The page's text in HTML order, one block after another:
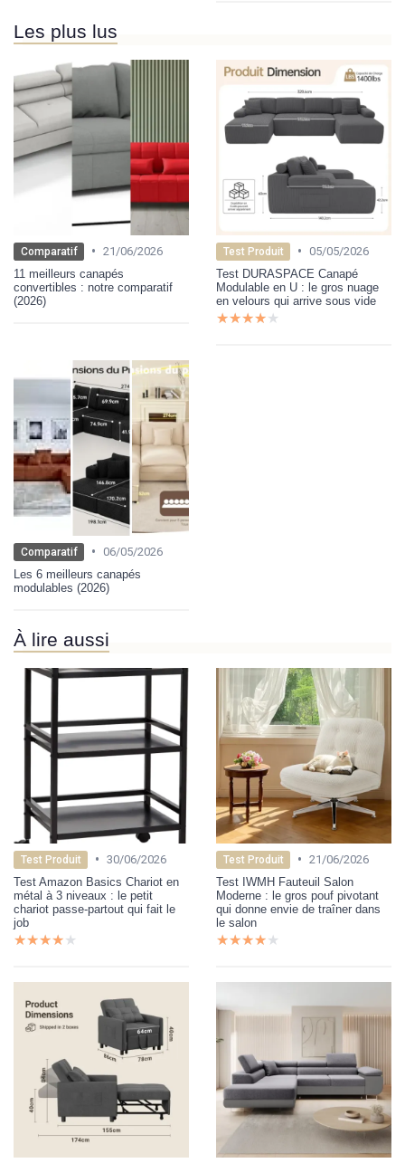
Les plus lus
Comparatif • 21/06/2026
11 meilleurs canapés
convertibles : notre comparatif
(2026)
Test Produit • 05/05/2026
Test DURASPACE Canapé
Modulable en U : le gros nuage
en velours qui arrive sous vide
★★★★★
★★★★★
Comparatif • 06/05/2026
Les 6 meilleurs canapés
modulables (2026)
À lire aussi
Test Produit • 30/06/2026
Test Amazon Basics Chariot en
métal à 3 niveaux : le petit
chariot passe-partout qui fait le
job
★★★★★
★★★★★
Test Produit • 21/06/2026
Test IWMH Fauteuil Salon
Moderne : le gros pouf pivotant
qui donne envie de traîner dans
le salon
★★★★★
★★★★★